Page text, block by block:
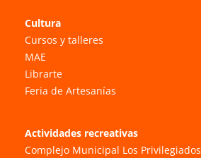
Cultura
Cursos y talleres
MAE
Librarte
Feria de Artesanías
Actividades recreativas
Complejo Municipal Los Privilegiados